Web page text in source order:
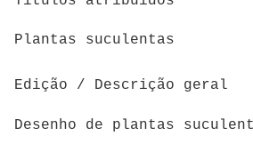
Plantas suculentas
Edição / Descrição geral
Desenho de plantas